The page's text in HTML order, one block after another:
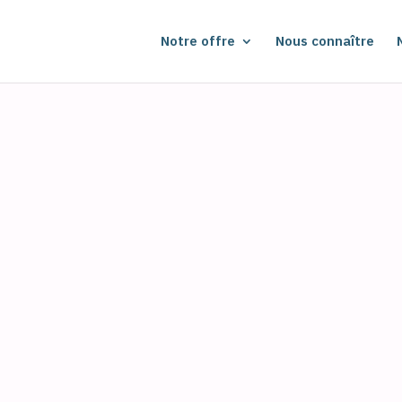
Notre offre Nous connaître